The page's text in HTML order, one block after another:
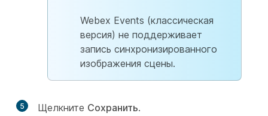
Webex Events (классическая
версия) не поддерживает
запись синхронизированного
изображения сцены.
5 Щелкните Сохранить.